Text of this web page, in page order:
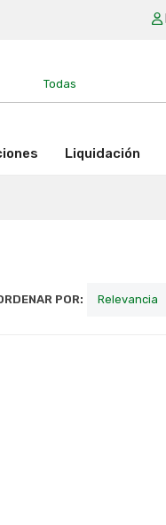
Liquidación
POR: